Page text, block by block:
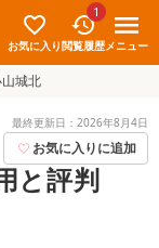
お気に入り
1
閲覧履歴メニュー
城北
最終更新日： 2026年8月4日
お気に入りに追加
と評判